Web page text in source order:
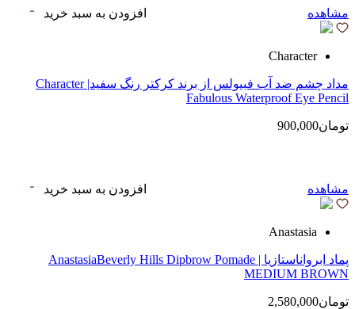
مشاهده افزودن به سبد خرید
Character
مداد چشم ضد آب فبیولس از برند کرکتر رنگ سفید| Character
Fabulous Waterproof Eye Pencil
تومان900,000
مشاهده افزودن به سبد خرید
Anastasia
پماد ابرواناستازیا | AnastasiaBeverly Hills Dipbrow Pomade
MEDIUM BROWN
تومان2,580,000